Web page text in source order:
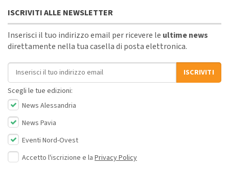
ISCRIVITI ALLE NEWSLETTER
Inserisci il tuo indirizzo email per ricevere le ultime news
direttamente nella tua casella di posta elettronica.
Indirizzo email
ISCRIVITI
Scegli le tue edizioni:
News Alessandria
News Pavia
Eventi Nord-Ovest
Accetto l'iscrizione e la Privacy Policy